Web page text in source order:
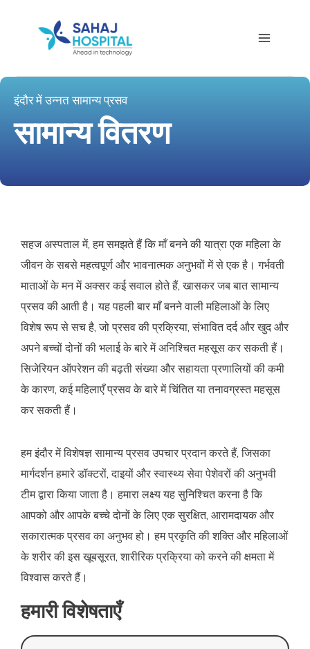
इंदौर में उन्नत सामान्य प्रसव
सामान्य वितरण
सहज अस्पताल में, हम समझते हैं कि माँ बनने की यात्रा एक महिला के
जीवन के सबसे महत्वपूर्ण और भावनात्मक अनुभवों में से एक है। गर्भवती
माताओं के मन में अक्सर कई सवाल होते हैं, खासकर जब बात सामान्य
प्रसव की आती है। यह पहली बार माँ बनने वाली महिलाओं के लिए
विशेष रूप से सच है, जो प्रसव की प्रक्रिया, संभावित दर्द और खुद और
अपने बच्चों दोनों की भलाई के बारे में अनिश्चित महसूस कर सकती हैं।
सिजेरियन ऑपरेशन की बढ़ती संख्या और सहायता प्रणालियों की कमी
के कारण, कई महिलाएँ प्रसव के बारे में चिंतित या तनावग्रस्त महसूस
कर सकती हैं।
हम इंदौर में विशेषज्ञ सामान्य प्रसव उपचार प्रदान करते हैं, जिसका
मार्गदर्शन हमारे डॉक्टरों, दाइयों और स्वास्थ्य सेवा पेशेवरों की अनुभवी
टीम द्वारा किया जाता है। हमारा लक्ष्य यह सुनिश्चित करना है कि
आपको और आपके बच्चे दोनों के लिए एक सुरक्षित, आरामदायक और
सकारात्मक प्रसव का अनुभव हो। हम प्रकृति की शक्ति और महिलाओं
के शरीर की इस खूबसूरत, शारीरिक प्रक्रिया को करने की क्षमता में
विश्वास करते हैं।
हमारी विशेषताएँ